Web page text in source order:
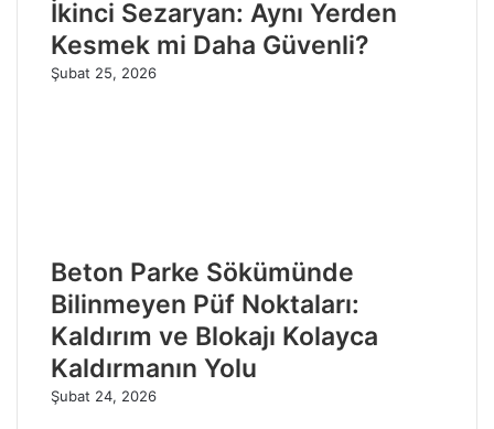
İkinci Sezaryan: Aynı Yerden
Kesmek mi Daha Güvenli?
Şubat 25, 2026
Beton Parke Sökümünde
Bilinmeyen Püf Noktaları:
Kaldırım ve Blokajı Kolayca
Kaldırmanın Yolu
Şubat 24, 2026